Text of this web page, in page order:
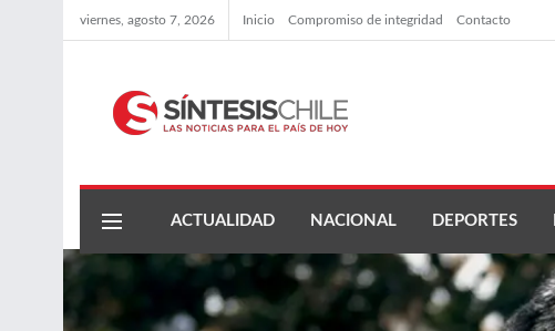
viernes, agosto 7, 2026 Inicio Compromiso de integridad Contacto
ACTUALIDAD NACIONAL DEPORTES